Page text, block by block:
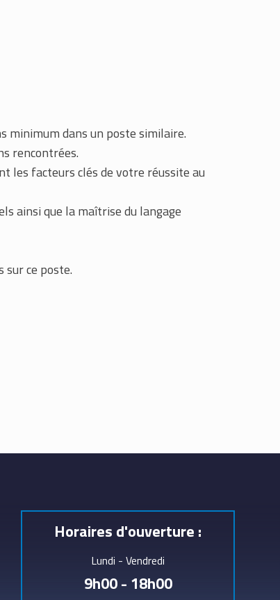
minimum dans un poste similaire.
rencontrées.
les facteurs clés de votre réussite au
ainsi que la maîtrise du langage
sur ce poste.
Horaires d'ouverture :
Lundi - Vendredi
9h00 - 18h00